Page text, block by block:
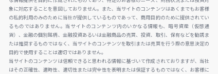
象に対応することを意図しておりません。また、当サイトのコンテンツはあくまでもお客様
の私的利用のみのために当社が提供しているものであって、商用目的のために提供されてい
るものではありません。当サイトのコンテンツ内のいかなる情報も、暗号資産（仮想通
貨）、金融の個別銘柄、金融投資あるいは金融商品の売買、投資、取引、保有などを勧誘ま
たは推奨するものではなく、当サイトのコンテンツを取引または売買を行う際の意思決定の
目的で使用することは適切ではありません。
当サイトのコンテンツは信頼できると思われる情報に基づいて作成されておりますが、当社
はその正確性、適時性、適切性または完全性を表明または保証するものではなく、お客様に